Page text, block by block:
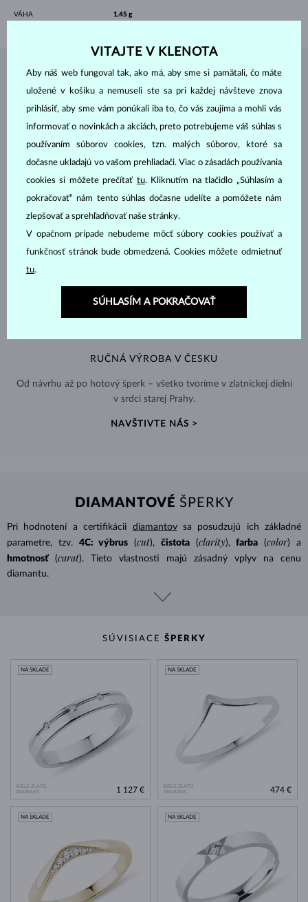
VÁHA 1.45 g
ŠPERKY ZATELIÉRU KLENOTA
RUČNÁ VÝROBA V ČESKU
Od návrhu až po hotový šperk – všetko tvoríme v zlatníckej dielni
v srdci starej Prahy.
NAVŠTIVTE NÁS >
DIAMANTOVÉ ŠPERKY
Pri hodnotení a certifikácii diamantovsa posudzujú ich základné
parametre, tzv.
4C: výbrus (cut), čistota (clarity), farba (color) a
hmotnosť
(carat). Tieto vlastnosti majú zásadný vplyv na cenu
diamantu.
SÚVISIACE ŠPERKY
BIELE ZLATO
DIAMANT
NA SKLADE
1 127 €
BIELE ZLATO
DIAMANT
NA SKLADE
474 €
NA SKLADE NA SKLADE
VITAJTE V KLENOTA
Aby náš web fungoval tak, ako má, aby sme si pamätali, čo máte
uložené v košíku a nemuseli ste sa pri každej návšteve znova
prihlásiť, aby sme vám ponúkali iba to, čo vás zaujíma a mohli vás
informovať o novinkách a akciách, preto potrebujeme váš súhlas s
používaním súborov cookies, tzn. malých súborov, ktoré sa
dočasne ukladajú vo vašom prehliadači. Viac o zásadách používania
cookies si môžete prečítať tu. Kliknutím na tlačidlo „Súhlasím a
pokračovať“ nám tento súhlas dočasne udelíte a pomôžete nám
zlepšovať a sprehľadňovať naše stránky.
V opačnom prípade nebudeme môcť súbory cookies používať a
funkčnosť stránok bude obmedzená. Cookies môžete odmietnuť
tu.
SÚHLASÍM A POKRAČOVAŤ